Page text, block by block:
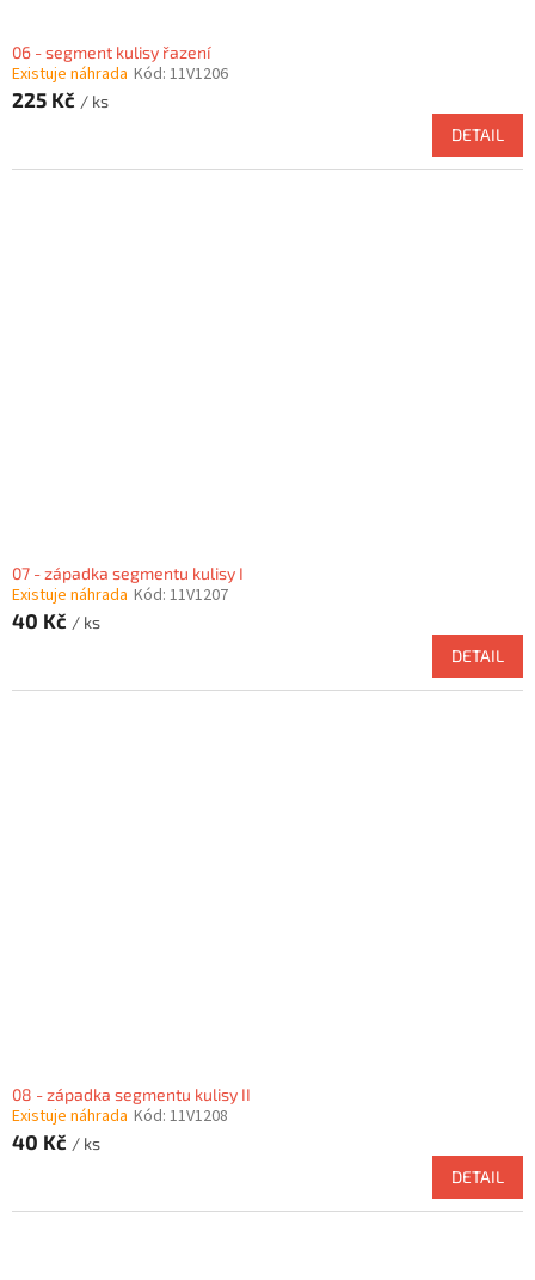
06 - segment kulisy řazení
Existuje náhrada Kód: 11V1206
225 Kč / ks
DETAIL
07 - západka segmentu kulisy I
Existuje náhrada Kód: 11V1207
40 Kč / ks
DETAIL
08 - západka segmentu kulisy II
Existuje náhrada Kód: 11V1208
40 Kč / ks
DETAIL